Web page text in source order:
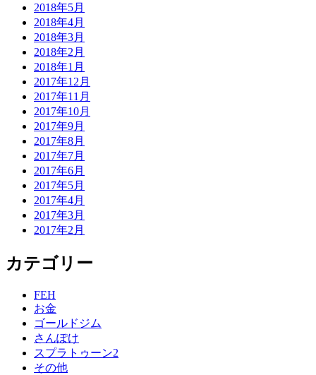
2018年5月
2018年4月
2018年3月
2018年2月
2018年1月
2017年12月
2017年11月
2017年10月
2017年9月
2017年8月
2017年7月
2017年6月
2017年5月
2017年4月
2017年3月
2017年2月
カテゴリー
FEH
お金
ゴールドジム
さんぽけ
スプラトゥーン2
その他